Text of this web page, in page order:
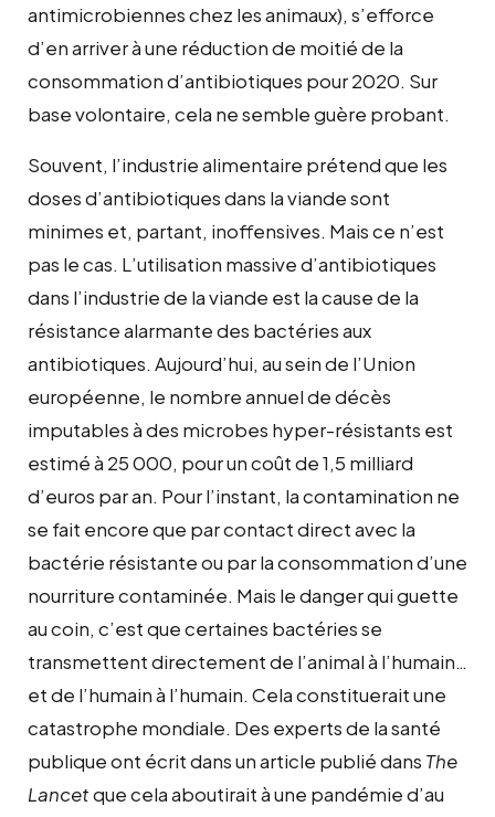
antimicrobiennes chez les animaux), s’efforce
d’en arriver à une réduction de moitié de la
consommation d’antibiotiques pour 2020. Sur
base volontaire, cela ne semble guère probant.
Souvent, l’industrie alimentaire prétend que les
doses d’antibiotiques dans la viande sont
minimes et, partant, inoffensives. Mais ce n’est
pas le cas. L’utilisation massive d’antibiotiques
dans l’industrie de la viande est la cause de la
résistance alarmante des bactéries aux
antibiotiques. Aujourd’hui, au sein de l’Union
européenne, le nombre annuel de décès
imputables à des microbes hyper-résistants est
estimé à 25 000, pour un coût de 1,5 milliard
d’euros par an. Pour l’instant, la contamination ne
se fait encore que par contact direct avec la
bactérie résistante ou par la consommation d’une
nourriture contaminée. Mais le danger qui guette
au coin, c’est que certaines bactéries se
transmettent directement de l’animal à l’humain…
et de l’humain à l’humain. Cela constituerait une
catastrophe mondiale. Des experts de la santé
publique ont écrit dans un article publié dans The
Lancetque cela aboutirait à une pandémie d’au